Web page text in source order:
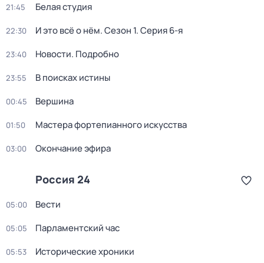
21:45 Белая студия
22:30 И это всё о нём. Сезон 1. Серия 6-я
23:40 Новости. Подробно
23:55 В поисках истины
00:45 Вершина
01:50 Мастера фортепианного искусства
03:00 Окончание эфира
Россия 24
05:00 Вести
05:05 Парламентский час
05:53 Исторические хроники